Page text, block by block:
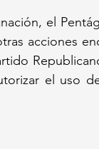
el
acciones
el uso